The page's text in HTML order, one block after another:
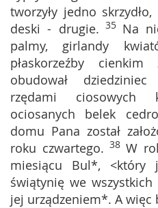
tworzyły jedno
deski - drugie. 35 Na
palmy, girlandy
płaskorzeźby cienkim
obudował
rzędami
ociosanych belek
domu Pana został
roku czwartego. 38 W
miesiącu Bul*, <który
świątynię we wszystkich
jej urządzeniem*. A więc